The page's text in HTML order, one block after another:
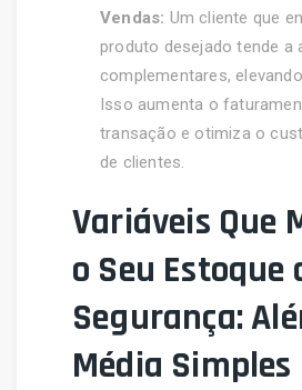
Vendas: Um cliente que
produto desejado tende a
complementares,
Isso aumenta o
transação e otimiza o
de clientes.
Variáveis Que
o Seu Estoque
Segurança:
Média Simples